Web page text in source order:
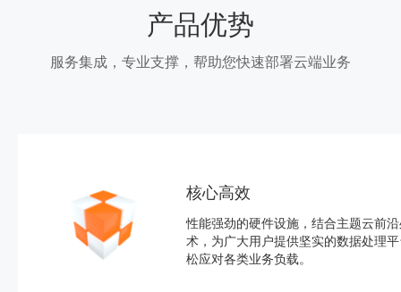
产品优势
服务集成，专业支撑，帮助您快速部署云端业务
核心高效
性能强劲的硬件设施，结合主题云前
术，为广大用户提供坚实的数据处理
松应对各类业务负载。